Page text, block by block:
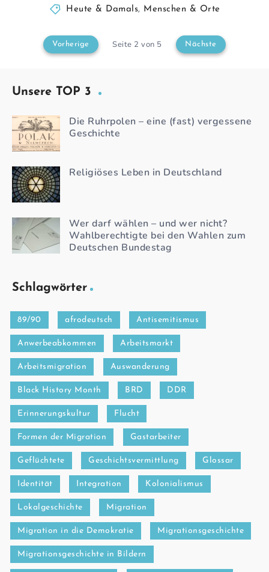
Heute & Damals, Menschen & Orte
Vorherige Seite 2 von 5 Nächste
Unsere TOP 3
Die Ruhrpolen – eine (fast) vergessene
Geschichte
Religiöses Leben in Deutschland
Wer darf wählen – und wer nicht?
Wahlberechtigte bei den Wahlen zum
Deutschen Bundestag
Schlagwörter
89/90 afrodeutsch Antisemitismus
Anwerbeabkommen Arbeitsmarkt
Arbeitsmigration Auswanderung
Black History Month BRD DDR
Erinnerungskultur Flucht
Formen der Migration Gastarbeiter
Geflüchtete Geschichtsvermittlung Glossar
Identität Integration Kolonialismus
Lokalgeschichte Migration
Migration in die Demokratie Migrationsgeschichte
Migrationsgeschichte in Bildern